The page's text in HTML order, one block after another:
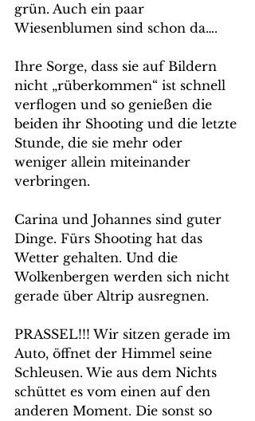
grün. Auch ein paar
Wiesenblumen sind schon da….
Ihre Sorge, dass sie auf Bildern
nicht „rüberkommen“ ist schnell
verflogen und so genießen die
beiden ihr Shooting und die letzte
Stunde, die sie mehr oder
weniger allein miteinander
verbringen.
Carina und Johannes sind guter
Dinge. Fürs Shooting hat das
Wetter gehalten. Und die
Wolkenbergen werden sich nicht
gerade über Altrip ausregnen.
PRASSEL!!! Wir sitzen gerade im
Auto, öffnet der Himmel seine
Schleusen. Wie aus dem Nichts
schüttet es vom einen auf den
anderen Moment. Die sonst so